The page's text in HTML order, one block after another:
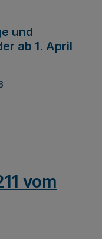
und
ab 1. April
vom